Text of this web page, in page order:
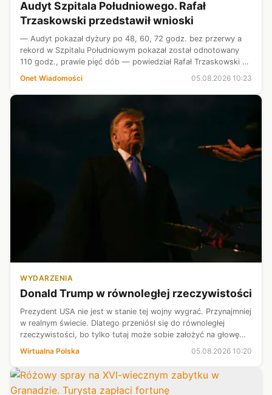
Audyt Szpitala Południowego. Rafał
Trzaskowski przedstawił wnioski
— Audyt pokazał dyżury po 48, 60, 72 godz. bez przerwy a
rekord w Szpitalu Południowym pokazał został odnotowany
110 godz., prawie pięć dób — powiedział Rafał Trzaskowski na
konferencji prasowej.
Onet Wiadomości 05.08.2026 10:23
WYDARZENIA
Donald Trump w równoległej rzeczywistości
Prezydent USA nie jest w stanie tej wojny wygrać. Przynajmniej
w realnym świecie. Dlatego przeniósł się do równoległej
rzeczywistości, bo tylko tutaj może sobie założyć na głowę
Wirtualna Polska 05.08.2026 10:20